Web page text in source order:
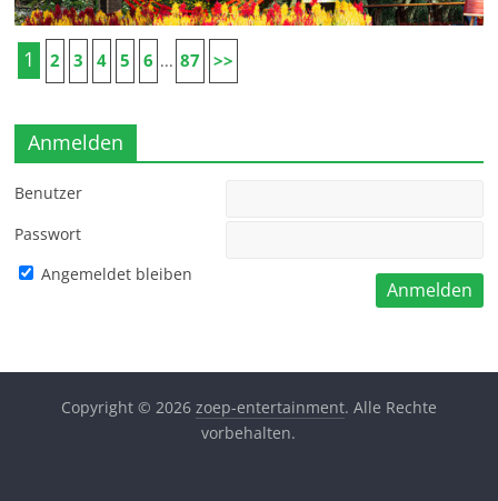
1 2 3 4 5 6 ... 87 >>
Anmelden
Benutzer
Passwort
Angemeldet bleiben
Copyright © 2026 zoep-entertainment. Alle Rechte
vorbehalten.